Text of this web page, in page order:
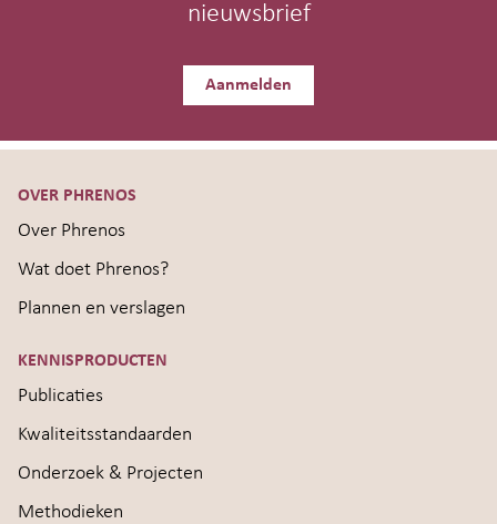
nieuwsbrief
Aanmelden
OVER PHRENOS
Over Phrenos
Wat doet Phrenos?
Plannen en verslagen
KENNISPRODUCTEN
Publicaties
Kwaliteitsstandaarden
Onderzoek & Projecten
Methodieken